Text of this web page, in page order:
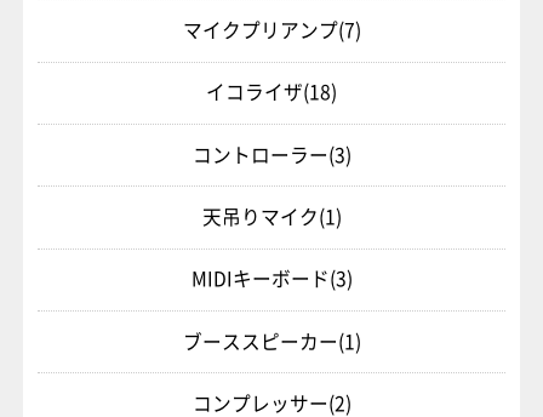
マイクプリアンプ(7)
イコライザ(18)
コントローラー(3)
天吊りマイク(1)
MIDIキーボード(3)
ブーススピーカー(1)
コンプレッサー(2)